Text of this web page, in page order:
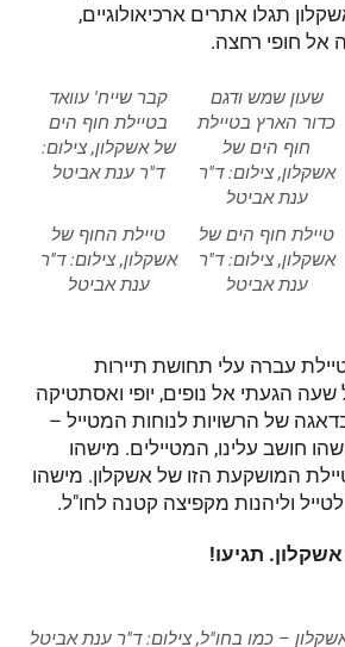
תגלו אתרים ארכיאולוגיים,
אל חופי רחצה.
שעון שמש ודגם
כדור הארץ בטיילת
חוף הים של
אשקלון, צילום: ד"ר
ענת אביטל
קבר שייח' עוואד
בטיילת חוף הים
של אשקלון, צילום:
ד"ר ענת אביטל
טיילת חוף הים של
אשקלון, צילום: ד"ר
ענת אביטל
טיילת החוף של
אשקלון, צילום: ד"ר
ענת אביטל
עברה עלי תחושת תיירות
הגעתי אל נופים, יופי ואסתטיקה
של הרשויות לנוחות המטייל –
חושב עלינו, המטיילים. מישהו
המושקעת הזו של אשקלון. מישהו
וליהנות מקפיצה קטנה לחו"ל.
אשקלון. תגיעו!
– כמו בחו"ל, צילום: ד"ר ענת אביטל